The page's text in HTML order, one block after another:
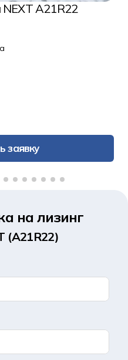
А21R22
заявку
на лизинг
(А21R22)